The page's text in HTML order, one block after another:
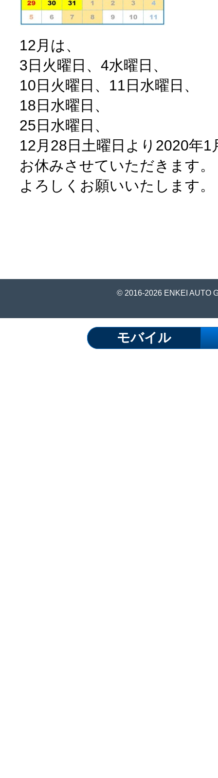
12月は、
3日火曜日、4水曜日、
10日火曜日、11日水曜日、
18日水曜日、
25日水曜日、
12月28日土曜日より2020年1
お休みさせていただきます。
よろしくお願いいたします。
© 2016-2026 ENKEI AUTO
モバイル